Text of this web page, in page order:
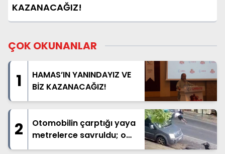
KAZANACAĞIZ!
ÇOK OKUNANLAR
1
HAMAS’IN YANINDAYIZ VE
BİZ KAZANACAĞIZ!
2
Otomobilin çarptığı yaya
metrelerce savruldu; o
anlar kamerada